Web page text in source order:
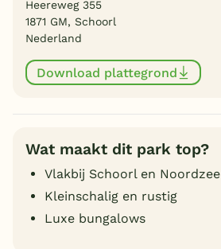
Heereweg 355
1871 GM, Schoorl
Nederland
Download plattegrond
Wat maakt dit park top?
Vlakbij Schoorl en Noordzee
Kleinschalig en rustig
Luxe bungalows